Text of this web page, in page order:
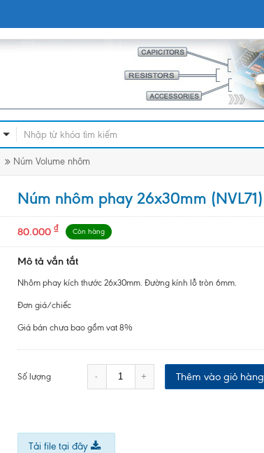
Núm Volume nhôm
Núm nhôm phay 26x30mm (NVL71)
80.000 ₫ Còn hàng
Mô tả vắn tắt
Nhôm phay kích thước 26x30mm. Đường kính lỗ tròn 6mm.
Đơn giá/chiếc
Giá bán chưa bao gồm vat 8%
Số lượng - + Thêm vào giỏ hàng
Tải file tại đây